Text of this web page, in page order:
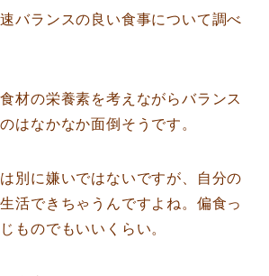
バランスの良い食事について調べ
材の栄養素を考えながらバランス
はなかなか面倒そうです。
別に嫌いではないですが、自分の
活できちゃうんですよね。偏食っ
ものでもいいくらい。